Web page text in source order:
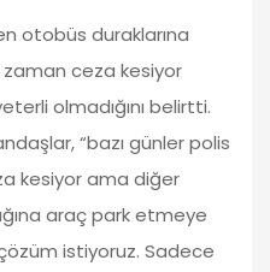
otobüs duraklarına
ceza kesiyor
olmadığını belirtti.
“bazı günler polis
kesiyor ama diğer
araç park etmeye
istiyoruz. Sadece